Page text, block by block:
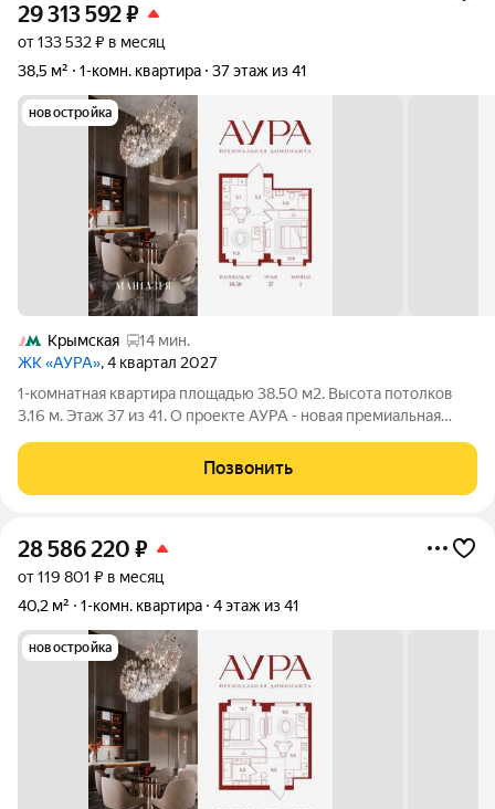
29 313 592₽
от 133 532 ₽ в месяц
38,5 м²
1-комн. квартира 37 этаж из 41
новостройка
Крымская
14 мин.
ЖК «АУРА», 4 квартал 2027
1-комнатная квартира площадью 38.50 м2. Высота потолков
3.16 м. Этаж 37 из 41. О проекте АУРА - новая премиальная
состоит из 42-этажной Бронзовой башни и 41-этажной
Серебряной. Рядом
Позвонить
28 586 220 ₽
от 119 801 ₽ в месяц
40,2 м²
1-комн. квартира 4 этаж из 41
новостройка